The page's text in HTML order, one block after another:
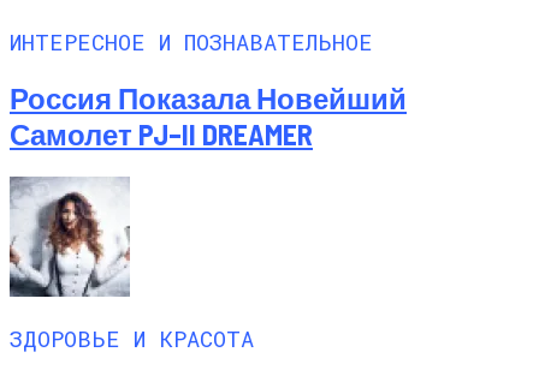
ИНТЕРЕСНОЕ И ПОЗНАВАТЕЛЬНОЕ
Россия Показала Новейший
Самолет PJ–II DREAMER
ЗДОРОВЬЕ И КРАСОТА